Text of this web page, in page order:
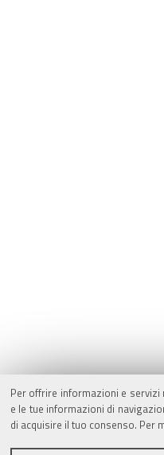
Per offrire informazioni e
e le tue informazioni di
di acquisire il tuo consenso.